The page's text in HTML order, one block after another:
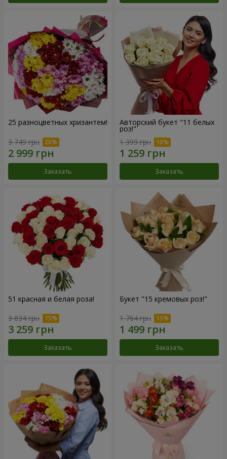
25 разноцветных хризантем!
3 749 грн
Заказать
Авторский букет "11 белых
роз!"
1 399 грн
Заказать
51 красная и белая роза!
3 834 грн
Заказать
Букет "15 кремовых роз!"
1 764 грн
Заказать